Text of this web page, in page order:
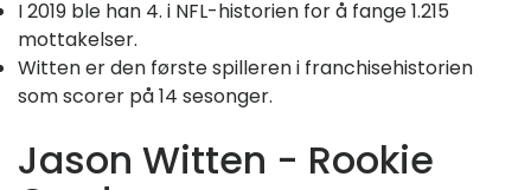
I 2019 ble han 4. i NFL-historien for å fange 1.215
mottakelser.
Witten er den første spilleren i franchisehistorien
som scorer på 14 sesonger.
Jason Witten - Rookie